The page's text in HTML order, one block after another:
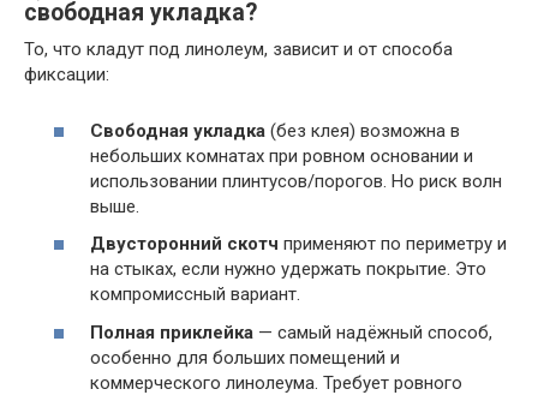
свободная укладка?
То, что кладут под линолеум, зависит и от способа
фиксации:
Свободная укладка (без клея) возможна в
небольших комнатах при ровном основании и
использовании плинтусов/порогов. Но риск волн
выше.
Двусторонний скотч применяют по периметру и
на стыках, если нужно удержать покрытие. Это
компромиссный вариант.
Полная приклейка — самый надёжный способ,
особенно для больших помещений и
коммерческого линолеума. Требует ровного